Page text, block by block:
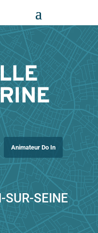
Animateur Do In
SUR-SEINE